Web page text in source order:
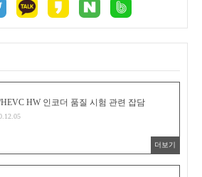
HW 인코더 품질 시험 관련 잡담
더보기